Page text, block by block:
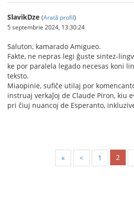
SlavikDze (Arată profil)
5 septembrie 2024, 13:30:24
Saluton, kamarado Amigueo.
Fakte, ne nepras legi ĝuste sintez-
ke por paralela legado necesas koni
teksto.
Miaopinie, sufiĉe utilaj por
instruaj verkaĵoj de Claude Piron, kiu
pri ĉiuj nuancoj de Esperanto,
« < 1 2